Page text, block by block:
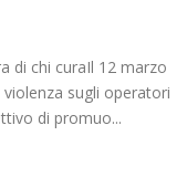
di chi curaIl 12 marzo
sugli operatori
di promuo...